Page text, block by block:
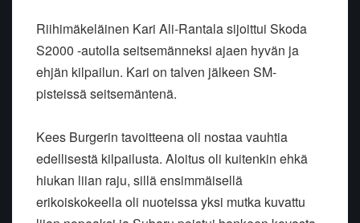
Riihimäkeläinen Kari Ali-Rantala sijoittui Skoda
S2000 -autolla seitsemänneksi ajaen hyvän ja
ehjän kilpailun. Kari on talven jälkeen SM-
pisteissä seitsemäntenä.
Kees Burgerin tavoitteena oli nostaa vauhtia
edellisestä kilpailusta. Aloitus oli kuitenkin ehkä
hiukan liian raju, sillä ensimmäisellä
erikoiskokeella oli nuoteissa yksi mutka kuvattu